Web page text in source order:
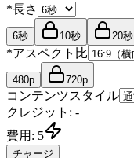
*長さ
6秒 10秒 20秒
*アスペクト比
480p 720p
コンテンツスタイル
クレジット: -
費用: 5
チャージ